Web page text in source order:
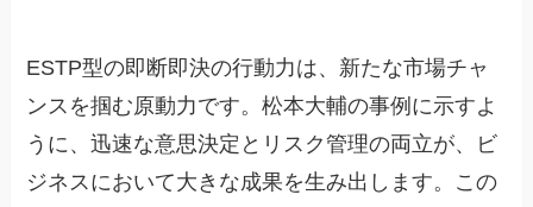
ESTP型の即断即決の行動力は、新たな市場チャ
ンスを掴む原動力です。松本大輔の事例に示すよ
うに、迅速な意思決定とリスク管理の両立が、ビ
ジネスにおいて大きな成果を生み出します。この